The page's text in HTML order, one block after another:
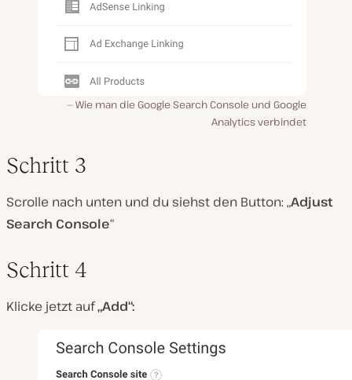
Wie man die Google Search Console und Google
Analytics verbindet
Schritt 3
Scrolle nach unten und du siehst den Button: „Adjust
Search Console“
Schritt 4
Klicke jetzt auf„Add“: